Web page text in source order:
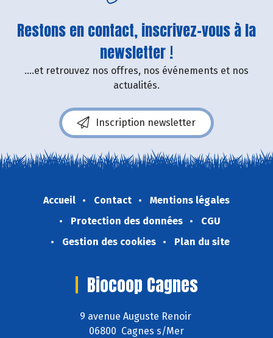
Restons en contact, inscrivez-vous à la
newsletter !
....et retrouvez nos offres, nos événements et nos
actualités.
Inscription newsletter
Accueil Contact
Mentions légales
Protection des données
CGU
Gestion des cookies
Plan du site
Biocoop Cagnes
9 avenue Auguste Renoir
06800 Cagnes s/Mer